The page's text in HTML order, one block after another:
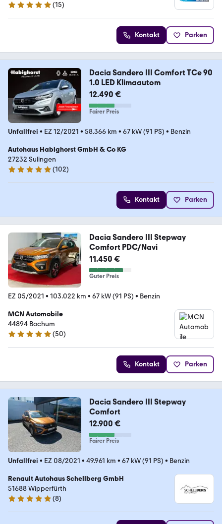
5 Sterne
(15)
Kontakt Parken
Dacia Sandero III Comfort TCe 90
1.0 LED Klimaautom
12.490 €
Fairer Preis
Unfallfrei • EZ 12/2021 • 58.366 km • 67 kW (91 PS) • Benzin
Autohaus Habighorst GmbH & Co KG
27232 Sulingen
5 Sterne
(102)
Kontakt Parken
Dacia Sandero III Stepway
Comfort PDC/Navi
11.450 €
Guter Preis
EZ 05/2021 • 103.022 km • 67 kW (91 PS) • Benzin
MCN Automobile
44894 Bochum
5 Sterne
(50)
Kontakt Parken
Dacia Sandero III Stepway
Comfort
12.900 €
Fairer Preis
Unfallfrei • EZ 08/2021 • 49.961 km • 67 kW (91 PS) • Benzin
Renault Autohaus Schellberg GmbH
51688 Wipperfürth
5 Sterne
(8)